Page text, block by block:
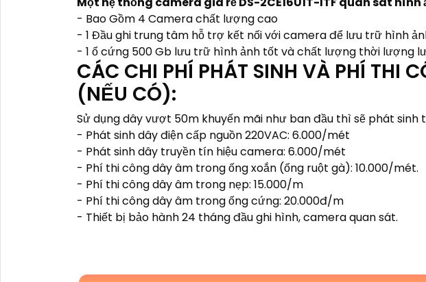
- Bao Gồm 4 Camera chất lượng cao
- 1 Đầu ghi trung tâm hỗ trợ kết nối với camera để lưu trữ hình
- 1 ổ cứng 500 Gb lưu trữ hình ảnh tốt và chất lượng thời lượng
CÁC CHI PHÍ PHÁT SINH VÀ PHÍ THI
(NẾU CÓ):
Sử dụng dây vượt 50m khuyến mãi như ban đầu thì sẽ phát sinh
- Phát sinh dây điện cấp nguồn 220VAC: 6.000/mét
- Phát sinh dây truyền tín hiệu camera: 6.000/mét
- Phí thi công dây âm trong ống xoắn (ống ruột gà): 10.000/mét.
- Phí thi công dây âm trong nẹp: 15.000/m
- Phí thi công dây âm trong ống cứng: 20.000đ/m
- Thiết bị bảo hành 24 tháng đầu ghi hình, camera quan sát.